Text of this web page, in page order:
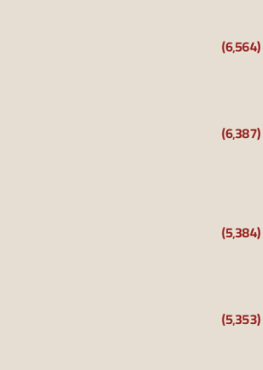
(6٬564)
(6٬387)
(5٬384)
(5٬353)